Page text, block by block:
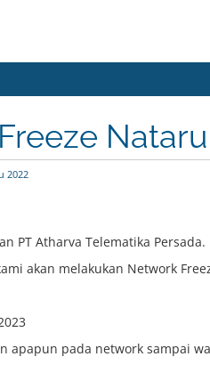
2022
PT Atharva Telematika Persada.
akan melakukan Network
apapun pada network sampai